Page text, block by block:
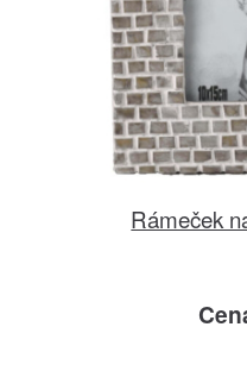
Rámeček